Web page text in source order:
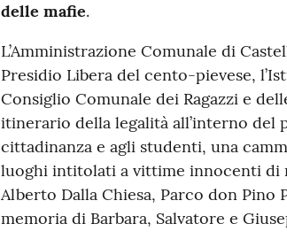
delle mafie.
L’Amministrazione Comunale di
Presidio Libera del cento-pievese,
Consiglio Comunale dei Ragazzi e
itinerario della legalità all’interno
cittadinanza e agli studenti, una
luoghi intitolati a vittime innocenti di
Alberto Dalla Chiesa, Parco don Pino
memoria di Barbara, Salvatore e